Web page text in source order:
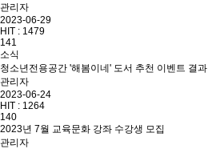
관리자
2023-06-29
HIT : 1479
141
소식
청소년전용공간 '해봄이네' 도서 추천 이벤트 결과
관리자
2023-06-24
HIT : 1264
140
2023년 7월 교육문화 강좌 수강생 모집
관리자